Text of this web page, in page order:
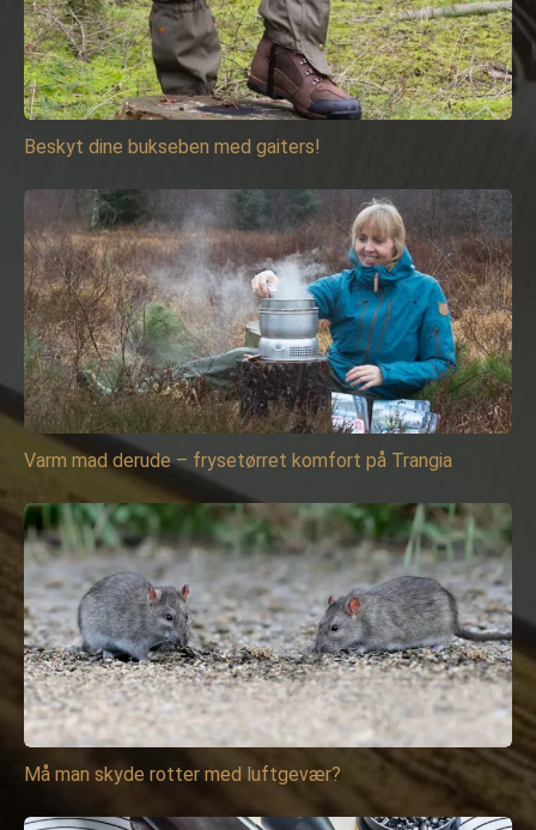
Beskyt dine bukseben med gaiters!
Varm mad derude – frysetørret komfort på Trangia
Må man skyde rotter med luftgevær?